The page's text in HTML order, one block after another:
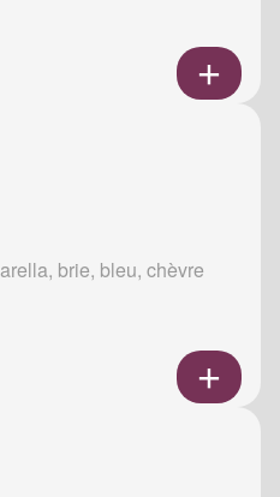
brie, bleu, chèvre